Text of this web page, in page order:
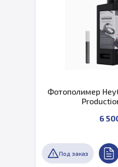
Фотополимер
6
Под заказ